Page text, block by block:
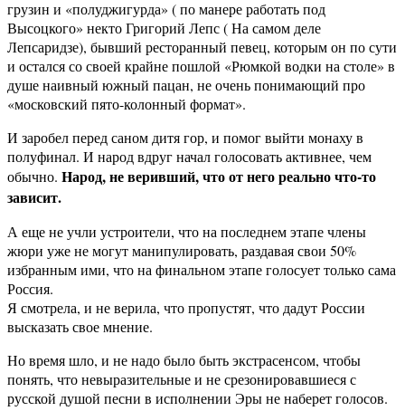
грузин и «полуджигурда» ( по манере работать под
Высоцкого» некто Григорий Лепс ( На самом деле
Лепсаридзе), бывший ресторанный певец, которым он по сути
и остался со своей крайне пошлой «Рюмкой водки на столе» в
душе наивный южный пацан, не очень понимающий про
«московский пято-колонный формат».
И заробел перед саном дитя гор, и помог выйти монаху в
полуфинал. И народ вдруг начал голосовать активнее, чем
обычно. Hарод, не веривший, что от него реально что-то
зависит.
А еще не учли устроители, что на последнем этапе члены
жюри уже не могут манипулировать, раздавая свои 50%
избранным ими, что на финальном этапе голосует только сама
Россия.
Я смотрела, и не верила, что пропустят, что дадут России
высказать свое мнение.
Но время шло, и не надо было быть экстрасенсом, чтобы
понять, что невыразительные и не срезонировавшиеся с
русской душой песни в исполнении Эры не наберет голосов.